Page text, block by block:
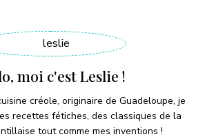
moi c'est Leslie !
créole, originaire de Guadeloupe, je
recettes fétiches, des classiques de la
tout comme mes inventions !